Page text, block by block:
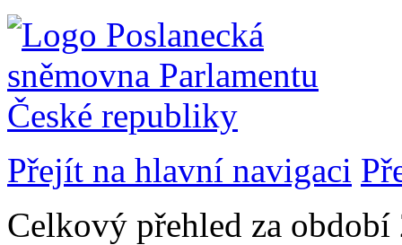
Přejít na hlavní navigaci
Celkový přehled za